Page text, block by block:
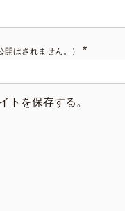
開はされません。）
*
トを保存する。